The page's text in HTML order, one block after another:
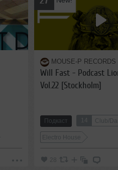
MOUSE-P RECORDS
Will Fast - Podcast
Vol.22 [Stockholm]
Подкаст 14 Club/
Electro House
28